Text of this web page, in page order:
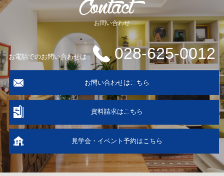
お問い合わせ
お電話でのお問い合わせは 028-625-0012
お問い合わせはこちら
資料請求はこちら
見学会・イベント予約はこちら